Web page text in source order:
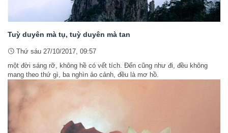
Tuỳ duyên mà tụ, tuỳ duyên mà tan
Thứ sáu 27/10/2017, 09:57
một đời sáng rỡ, không hề có vết tích. Đến cũng như đi, đều không
mang theo thứ gì, ba nghìn ảo cảnh, đều là mơ hồ.